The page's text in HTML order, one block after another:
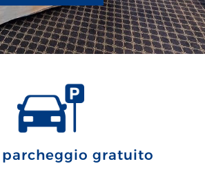
gratuito